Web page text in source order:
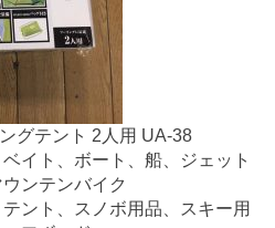
グテント 2人用 UA-38
イト、ボート、船、ジェット
ンテンバイク
ント、スノボ用品、スキー用